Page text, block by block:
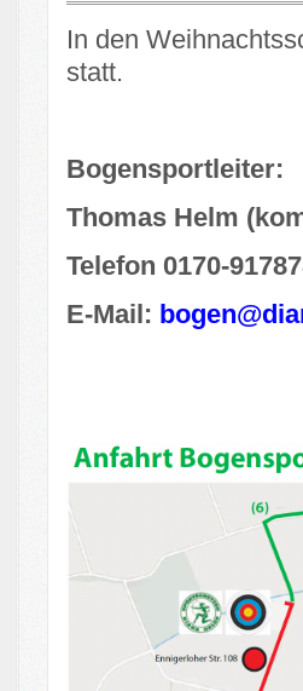
In den
statt.
Bogensportleiter:
Thomas Helm
Telefon 0170-
E-Mail: